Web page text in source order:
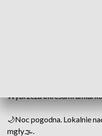
Wybrzeżu okresami
🌙Noc pogodna. Lokalnie
mgły🌫️.